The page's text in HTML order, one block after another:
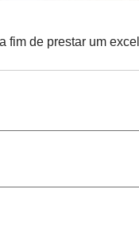
de prestar um